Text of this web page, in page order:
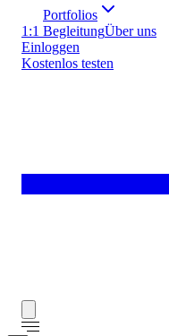
Portfolios
1:1 BegleitungÜber uns
Einloggen
Kostenlos testen